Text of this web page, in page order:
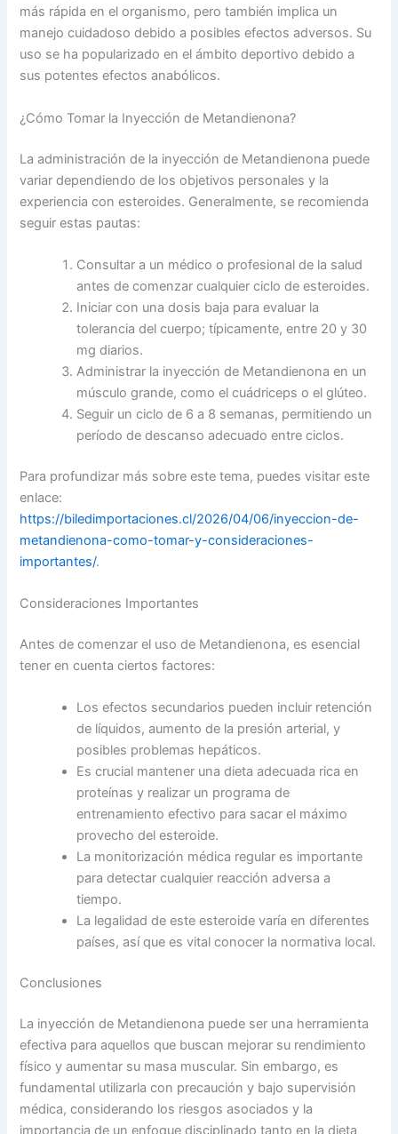
más rápida en el organismo, pero también implica un
manejo cuidadoso debido a posibles efectos adversos. Su
uso se ha popularizado en el ámbito deportivo debido a
sus potentes efectos anabólicos.
¿Cómo Tomar la Inyección de Metandienona?
La administración de la inyección de Metandienona puede
variar dependiendo de los objetivos personales y la
experiencia con esteroides. Generalmente, se recomienda
seguir estas pautas:
Consultar a un médico o profesional de la salud
antes de comenzar cualquier ciclo de esteroides.
Iniciar con una dosis baja para evaluar la
tolerancia del cuerpo; típicamente, entre 20 y 30
mg diarios.
Administrar la inyección de Metandienona en un
músculo grande, como el cuádriceps o el glúteo.
Seguir un ciclo de 6 a 8 semanas, permitiendo un
período de descanso adecuado entre ciclos.
Para profundizar más sobre este tema, puedes visitar este
enlace:
https://biledimportaciones.cl/2026/04/06/inyeccion-de-
metandienona-como-tomar-y-consideraciones-
importantes/.
Consideraciones Importantes
Antes de comenzar el uso de Metandienona, es esencial
tener en cuenta ciertos factores:
Los efectos secundarios pueden incluir retención
de líquidos, aumento de la presión arterial, y
posibles problemas hepáticos.
Es crucial mantener una dieta adecuada rica en
proteínas y realizar un programa de
entrenamiento efectivo para sacar el máximo
provecho del esteroide.
La monitorización médica regular es importante
para detectar cualquier reacción adversa a
tiempo.
La legalidad de este esteroide varía en diferentes
países, así que es vital conocer la normativa local.
Conclusiones
La inyección de Metandienona puede ser una herramienta
efectiva para aquellos que buscan mejorar su rendimiento
físico y aumentar su masa muscular. Sin embargo, es
fundamental utilizarla con precaución y bajo supervisión
médica, considerando los riesgos asociados y la
importancia de un enfoque disciplinado tanto en la dieta